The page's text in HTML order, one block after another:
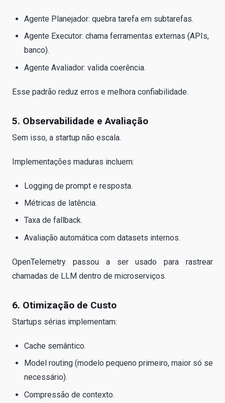
Agente Planejador: quebra tarefa em subtarefas.
Agente Executor: chama ferramentas externas (APIs,
banco).
Agente Avaliador: valida coerência.
Esse padrão reduz erros e melhora confiabilidade.
5. Observabilidade e Avaliação
Sem isso, a startup não escala.
Implementações maduras incluem:
Logging de prompt e resposta.
Métricas de latência.
Taxa de fallback.
Avaliação automática com datasets internos.
OpenTelemetry passou a ser usado para rastrear
chamadas de LLM dentro de microserviços.
6. Otimização de Custo
Startups sérias implementam:
Cache semântico.
Model routing (modelo pequeno primeiro, maior só se
necessário).
Compressão de contexto.